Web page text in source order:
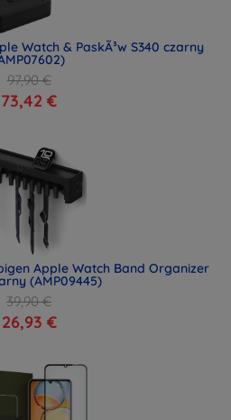
Watch & PaskÃ³w S340 czarny
97,90 €
73,42 €
Apple Watch Band Organizer
(AMP09445)
39,90 €
26,93 €